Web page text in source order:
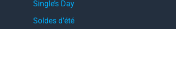
Single’s Day
Soldes d’été